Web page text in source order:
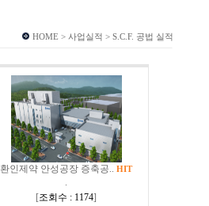
HOME > 사업실적 > S.C.F. 공법 실적
환인제약 안성공장 증축공.. HIT
.
[조회수 : 1174]